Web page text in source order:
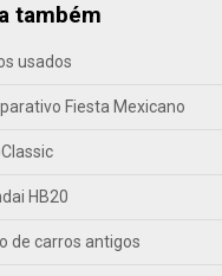
também
usados
Fiesta Mexicano
HB20
de carros antigos